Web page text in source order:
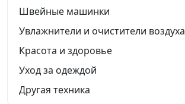
Швейные машинки
Увлажнители и очистители воздуха
Красота и здоровье
Уход за одеждой
Другая техника